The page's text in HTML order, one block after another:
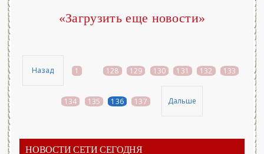
«Загрузить еще новости»
Назад 1 128 129 130 131 132 133
134 135 136 137 Дальше
НОВОСТИ СЕТИ СЕГОДНЯ